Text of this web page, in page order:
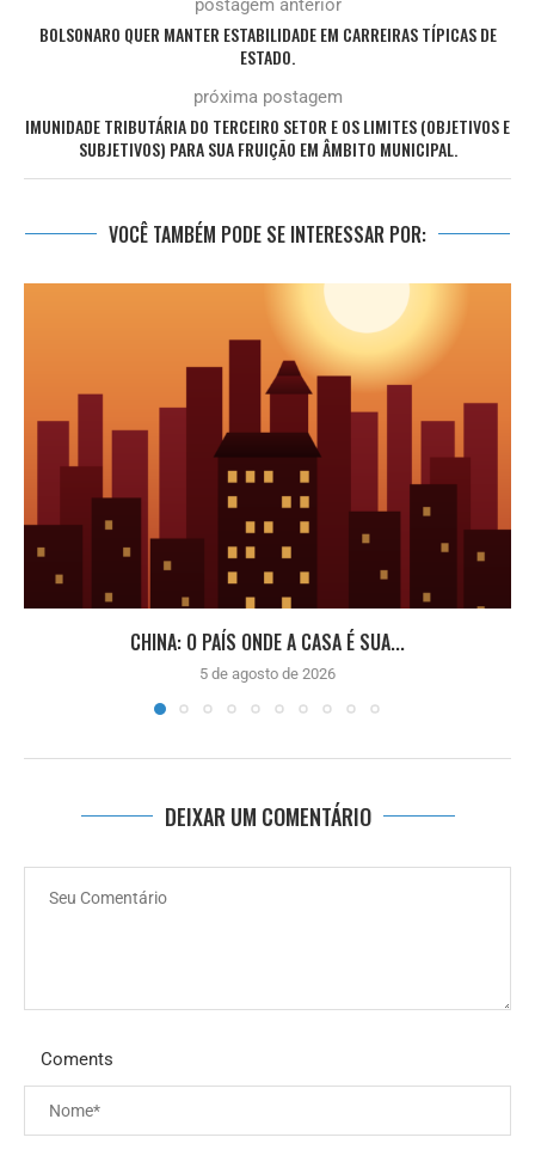
postagem anterior
BOLSONARO QUER MANTER ESTABILIDADE EM CARREIRAS TÍPICAS DE
ESTADO.
próxima postagem
IMUNIDADE TRIBUTÁRIA DO TERCEIRO SETOR E OS LIMITES (OBJETIVOS E
SUBJETIVOS) PARA SUA FRUIÇÃO EM ÂMBITO MUNICIPAL.
VOCÊ TAMBÉM PODE SE INTERESSAR POR:
CHINA: O PAÍS ONDE A CASA É SUA...
5 de agosto de 2026
DEIXAR UM COMENTÁRIO
Coments